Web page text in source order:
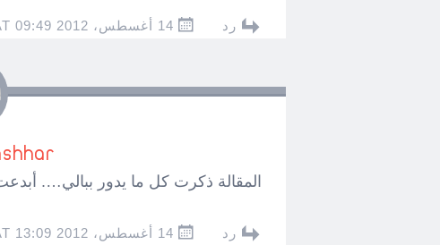
رد 14 أغسطس، 2012 AT 09:49
المقالة ذكرت كل ما يدور ببالي….
رد 14 أغسطس، 2012 AT 13:09